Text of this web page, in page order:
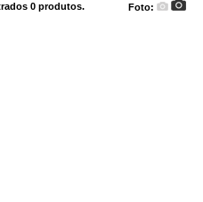
0 produtos. Foto: